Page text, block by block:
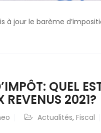
à jour le barème
QUEL
REVENUS 2021?
Actualités, Fiscal